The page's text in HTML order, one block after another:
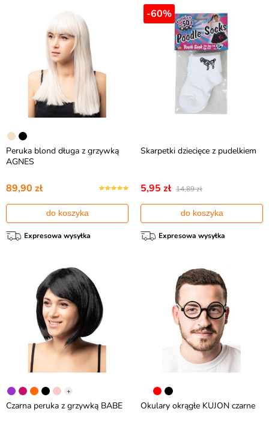
Peruka blond długa z grzywką
AGNES
89,90 zł
do koszyka
Expresowa wysyłka
-60%
Skarpetki dziecięce z pudelkiem
5,95 zł 14,89 zł
do koszyka
Expresowa wysyłka
+
Czarna peruka z grzywką BABE Okulary okrągłe KUJON czarne